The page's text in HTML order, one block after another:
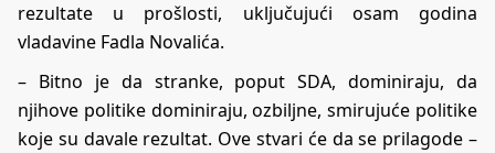
rezultate u prošlosti, uključujući osam godina
vladavine Fadla Novalića.
– Bitno je da stranke, poput SDA, dominiraju, da
njihove politike dominiraju, ozbiljne, smirujuće politike
koje su davale rezultat. Ove stvari će da se prilagode –